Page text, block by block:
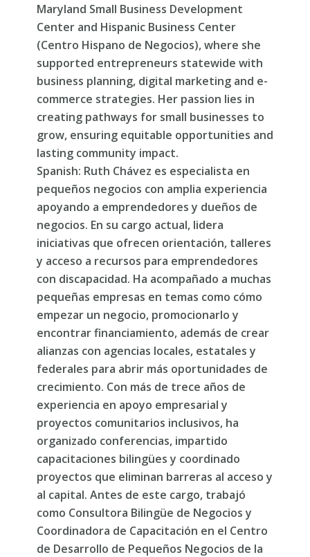
Maryland Small Business Development
Center and Hispanic Business Center
(Centro Hispano de Negocios), where she
supported entrepreneurs statewide with
business planning, digital marketing and e-
commerce strategies. Her passion lies in
creating pathways for small businesses to
grow, ensuring equitable opportunities and
lasting community impact.
Spanish: Ruth Chávez es especialista en
pequeños negocios con amplia experiencia
apoyando a emprendedores y dueños de
negocios. En su cargo actual, lidera
iniciativas que ofrecen orientación, talleres
y acceso a recursos para emprendedores
con discapacidad. Ha acompañado a muchas
pequeñas empresas en temas como cómo
empezar un negocio, promocionarlo y
encontrar financiamiento, además de crear
alianzas con agencias locales, estatales y
federales para abrir más oportunidades de
crecimiento. Con más de trece años de
experiencia en apoyo empresarial y
proyectos comunitarios inclusivos, ha
organizado conferencias, impartido
capacitaciones bilingües y coordinado
proyectos que eliminan barreras al acceso y
al capital. Antes de este cargo, trabajó
como Consultora Bilingüe de Negocios y
Coordinadora de Capacitación en el Centro
de Desarrollo de Pequeños Negocios de la